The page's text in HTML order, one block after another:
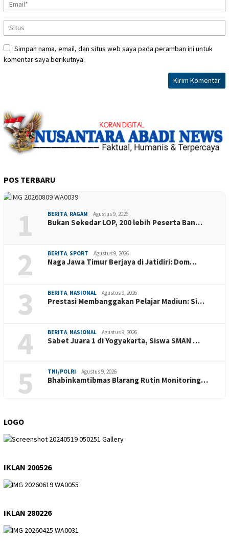
Simpan nama, email, dan situs web saya pada peramban ini untuk
komentar saya berikutnya.
POS TERBARU
1 BERITA, RAGAM Agustus 9, 2026
Bukan Sekedar LOP, 200 lebih Peserta Ban…
2 BERITA, SPORT Agustus 9, 2026
Naga Jawa Timur Berjaya di Jatidiri: Dom…
3 BERITA, NASIONAL Agustus 9, 2026
Prestasi Membanggakan Pelajar Madiun: Si…
4 BERITA, NASIONAL Agustus 9, 2026
Sabet Juara 1 di Yogyakarta, Siswa SMAN …
5 TNI/POLRI Agustus 9, 2026
Bhabinkamtibmas Blarang Rutin Monitoring…
LOGO
IKLAN 200526
IKLAN 280226